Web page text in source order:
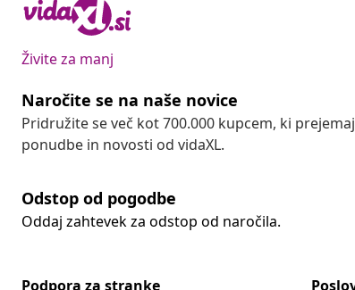
Živite za manj
Naročite se na naše novice
Pridružite se več kot 700.000 kupcem, ki
ponudbe in novosti od vidaXL.
Odstop od pogodbe
Oddaj zahtevek za odstop od naročila.
Podpora za stranke